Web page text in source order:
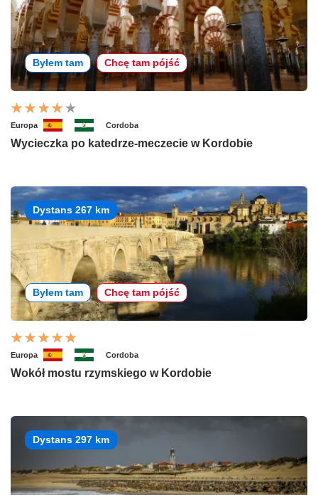
Byłem tam Chcę tam pójść
Europa Cordoba
Wycieczka po katedrze-meczecie w Kordobie
Dystans 267 km
Byłem tam Chcę tam pójść
Europa Cordoba
Wokół mostu rzymskiego w Kordobie
Dystans 297 km